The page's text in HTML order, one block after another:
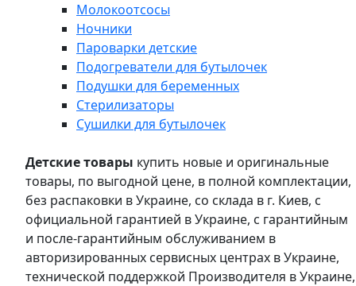
Молокоотсосы
Ночники
Пароварки детские
Подогреватели для бутылочек
Подушки для беременных
Стерилизаторы
Сушилки для бутылочек
Детские товары купить новые и оригинальные
товары, по выгодной цене, в полной комплектации,
без распаковки в Украине, со склада в г. Киев, с
официальной гарантией в Украине, с гарантийным
и после-гарантийным обслуживанием в
авторизированных сервисных центрах в Украине,
технической поддержкой Производителя в Украине,